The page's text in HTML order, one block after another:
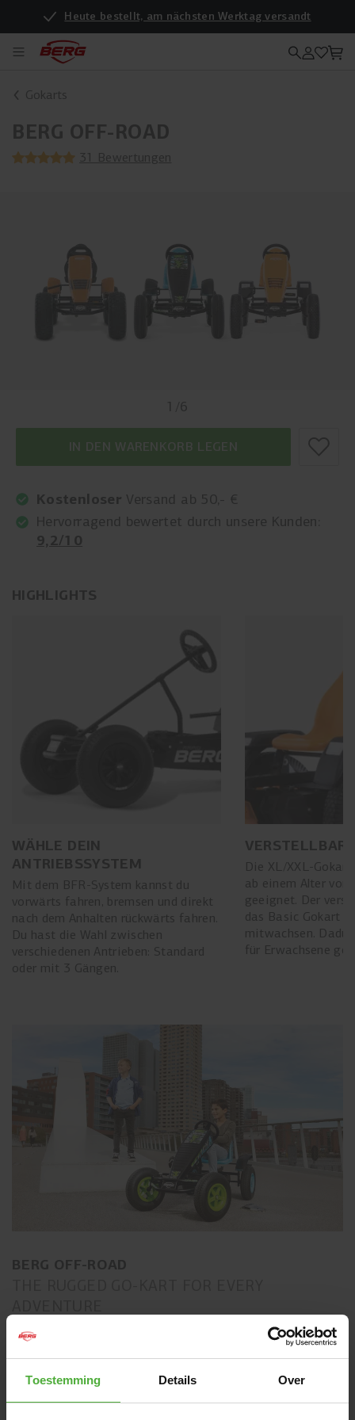
Toestemming Details Over
Heute bestellt, am nächsten Werktag versandt
Gokarts
BERG OFF-ROAD
31 Bewertungen
1 6
HIGHLIGHTS
WÄHLE DEIN
ANTRIEBSSYSTEM
Mit dem BFR-System kannst du
vorwärts fahren, bremsen und direkt
nach dem Anhalten rückwärts fahren.
Du hast die Wahl zwischen
verschiedenen Antrieben: Standard
oder mit 3 Gängen.
Die XL/XXL-
ab einem Alter von
geeignet. Der
das Basic Gokart
mitwachsen.
für Erwachsene
BERG OFF-ROAD
Sind Asphalt und Beton nichts für dich? Liebst du
folgenden Geländemodelle: Jeep® Revolution, BERG X-
Plore, BERG X-ite, BERG X-treme oder den BERG X-cross.
IN DEN WARENKORB LEGEN
Kostenloser Versand ab 50,- €
Hervorragend bewertet durch unsere Kunden:
9,2/10